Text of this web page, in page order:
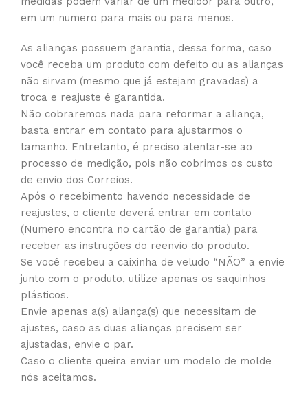
em um numero para mais ou para menos.
As alianças possuem garantia, dessa forma, caso
você receba um produto com defeito ou as alianças
não sirvam (mesmo que já estejam gravadas) a
troca e reajuste é garantida.
Não cobraremos nada para reformar a aliança,
basta entrar em contato para ajustarmos o
tamanho. Entretanto, é preciso atentar-se ao
processo de medição, pois não cobrimos os custo
de envio dos Correios.
Após o recebimento havendo necessidade de
reajustes, o cliente deverá entrar em contato
(Numero encontra no cartão de garantia) para
receber as instruções do reenvio do produto.
Se você recebeu a caixinha de veludo “NÃO” a envie
junto com o produto, utilize apenas os saquinhos
plásticos.
Envie apenas a(s) aliança(s) que necessitam de
ajustes, caso as duas alianças precisem ser
ajustadas, envie o par.
Caso o cliente queira enviar um modelo de molde
nós aceitamos.